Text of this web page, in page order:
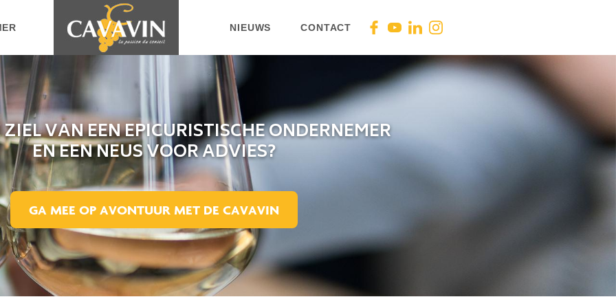
NIEUWS CONTACT
ZIEL VAN EEN EPICURISTISCHE ONDERNEMER
EN EEN NEUS VOOR ADVIES?
GA MEE OP AVONTUUR MET DE CAVAVIN